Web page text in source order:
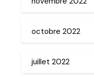
octobre 2022
juillet 2022